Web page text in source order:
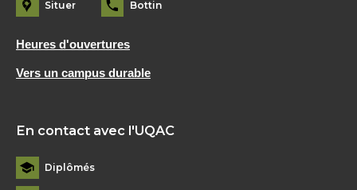
Situer Bottin
Heures d'ouvertures
Vers un campus durable
En contact avec l'UQAC
Diplômés